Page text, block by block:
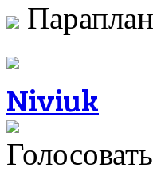
Параплан
Niviuk
Голосовать